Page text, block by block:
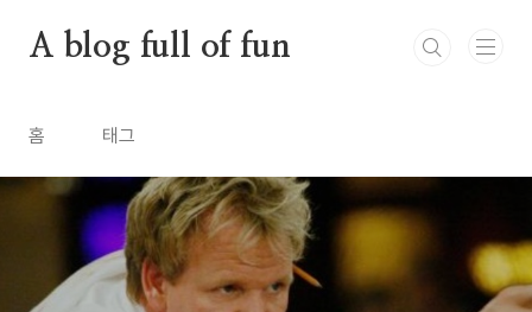
A blog full of fun
홈 태그